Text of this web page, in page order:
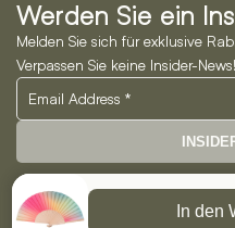
Werden Sie ein
Melden Sie sich für exklusive
Verpassen Sie keine Insider-News!
Neo Horizon GmbH In den